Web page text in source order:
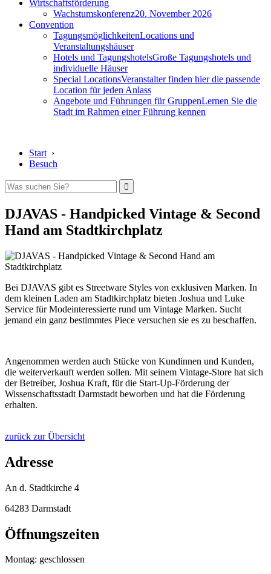
Wirtschaftsförderung
Wachstumskonferenz20. November 2026
Convention
TagungsmöglichkeitenLocations und
Veranstaltungshäuser
Hotels und TagungshotelsGroße Tagungshotels und
individuelle Häuser
Special LocationsVeranstalter finden hier die passende
Location für jeden Anlass
Angebote und Führungen für GruppenLernen Sie die
Stadt im Rahmen einer Führung kennen
Start ›
Besuch
DJAVAS - Handpicked Vintage & Second
Hand am Stadtkirchplatz
Bei DJAVAS gibt es Streetware Styles von exklusiven Marken. In
dem kleinen Laden am Stadtkirchplatz bieten Joshua und Luke
Service für Modeinteressierte rund um Vintage Marken. Sucht
jemand ein ganz bestimmtes Piece versuchen sie es zu beschaffen.
Angenommen werden auch Stücke von Kundinnen und Kunden,
die weiterverkauft werden sollen. Mit seinem Vintage-Store hat sich
der Betreiber, Joshua Kraft, für die Start-Up-Förderung der
Wissenschaftsstadt Darmstadt beworben und hat die Förderung
erhalten.
zurück zur Übersicht
Adresse
An d. Stadtkirche 4
64283 Darmstadt
Öffnungszeiten
Montag: geschlossen